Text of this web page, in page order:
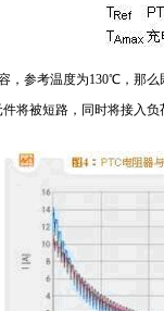
，参考温度为130℃，那
将被短路，同时将接入